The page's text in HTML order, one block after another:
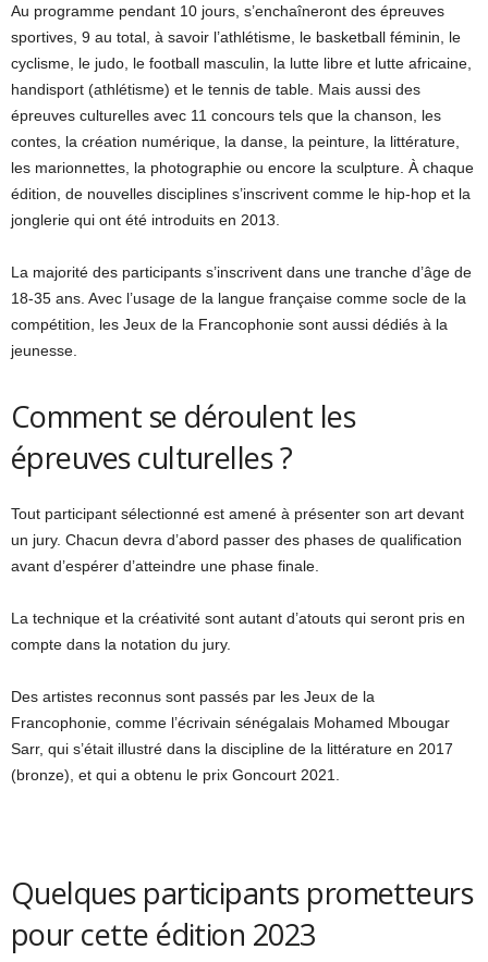
Au programme pendant 10 jours, s’enchaîneront des épreuves
sportives, 9 au total, à savoir l’athlétisme, le basketball féminin, le
cyclisme, le judo, le football masculin, la lutte libre et lutte africaine,
handisport (athlétisme) et le tennis de table. Mais aussi des
épreuves culturelles avec 11 concours tels que la chanson, les
contes, la création numérique, la danse, la peinture, la littérature,
les marionnettes, la photographie ou encore la sculpture. À chaque
édition, de nouvelles disciplines s’inscrivent comme le hip-hop et la
jonglerie qui ont été introduits en 2013.
La majorité des participants s’inscrivent dans une tranche d’âge de
18-35 ans. Avec l’usage de la langue française comme socle de la
compétition, les Jeux de la Francophonie sont aussi dédiés à la
jeunesse.
Comment se déroulent les
épreuves culturelles ?
Tout participant sélectionné est amené à présenter son art devant
un jury. Chacun devra d’abord passer des phases de qualification
avant d’espérer d’atteindre une phase finale.
La technique et la créativité sont autant d’atouts qui seront pris en
compte dans la notation du jury.
Des artistes reconnus sont passés par les Jeux de la
Francophonie, comme l’écrivain sénégalais Mohamed Mbougar
Sarr, qui s’était illustré dans la discipline de la littérature en 2017
(bronze), et qui a obtenu le prix Goncourt 2021.
Quelques participants prometteurs
pour cette édition 2023